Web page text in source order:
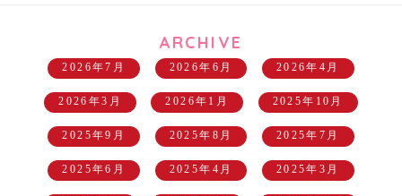
ARCHIVE
2026年7月 2026年6月 2026年4月
2026年3月 2026年1月 2025年10月
2025年9月 2025年8月 2025年7月
2025年6月 2025年4月 2025年3月